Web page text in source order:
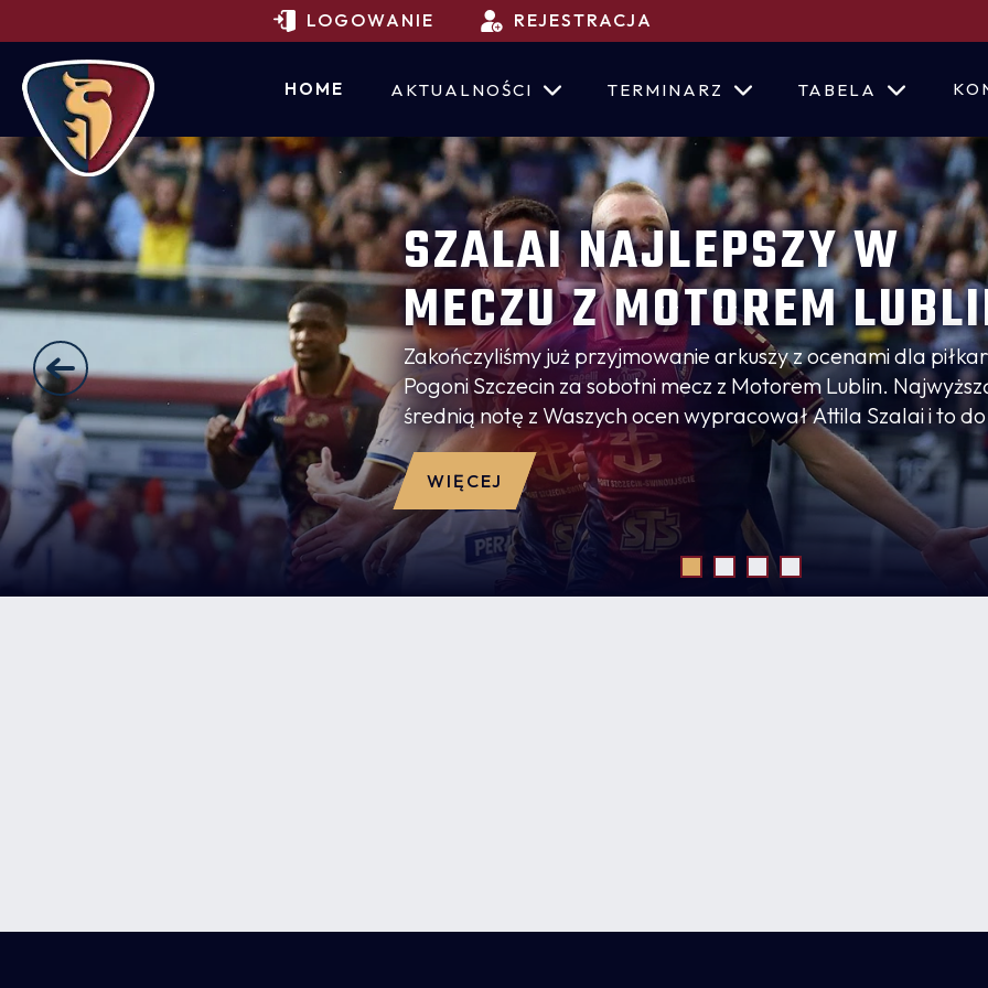
LOGOWANIE REJESTRACJA
HOME AKTUALNOŚCI TERMINARZ TABELA
SZALAI NAJLEPSZY W
MECZU Z MOTOREM
Zakończyliśmy już przyjmowanie arkuszy z ocenami dla
Pogoni Szczecin za sobotni mecz z Motorem Lublin.
średnią notę z Waszych ocen wypracował Attila Szalai i to
wędruje tytuł najlepszego zawodnika spotkania!
WIĘCEJ